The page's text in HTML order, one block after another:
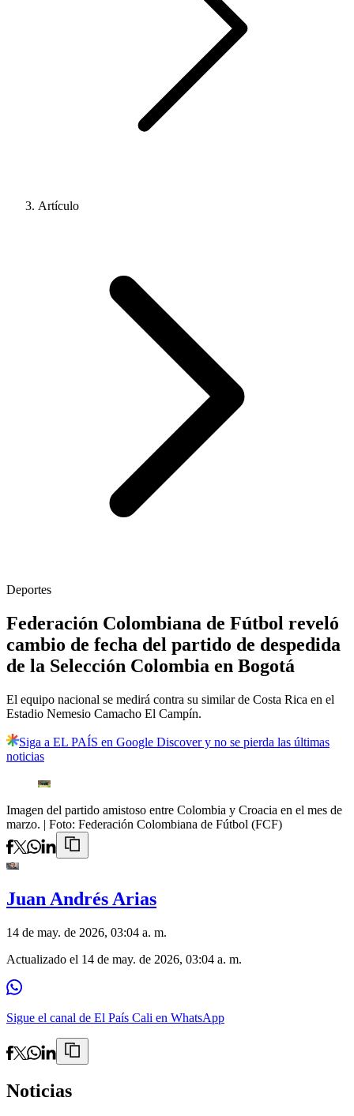
Artículo
Deportes
Federación Colombiana de Fútbol reveló
cambio de fecha del partido de despedida
de la Selección Colombia en Bogotá
El equipo nacional se medirá contra su similar de Costa Rica en el
Estadio Nemesio Camacho El Campín.
Siga a EL PAÍS en Google Discover y no se pierda las últimas
noticias
Imagen del partido amistoso entre Colombia y Croacia en el mes de
marzo. | Foto: Federación Colombiana de Fútbol (FCF)
Juan Andrés Arias
14 de may. de 2026, 03:04 a. m.
Actualizado el 14 de may. de 2026, 03:04 a. m.
Sigue el canal de El País Cali en WhatsApp
Noticias